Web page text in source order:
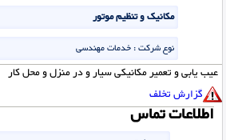
مکانیک و تنظیم موتور
نوع شرکت :خدمات مهندسی
عیب یابی و تعمیر مکانیکی سیار و در منزل و محل کار
گزارش تخلف
اطلاعات تماس